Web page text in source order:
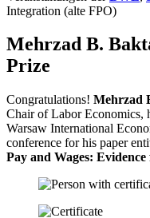
Integration (alte FPO)
Mehrzad B.
Prize
Congratulations! Mehrzad
Chair of Labor Economics,
Warsaw International
conference for his paper
Pay and Wages: